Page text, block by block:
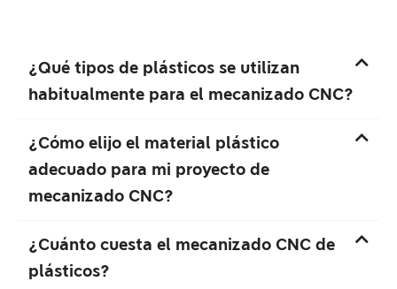
¿Qué tipos de plásticos se utilizan
habitualmente para el mecanizado CNC?
¿Cómo elijo el material plástico
adecuado para mi proyecto de
mecanizado CNC?
¿Cuánto cuesta el mecanizado CNC de
plásticos?